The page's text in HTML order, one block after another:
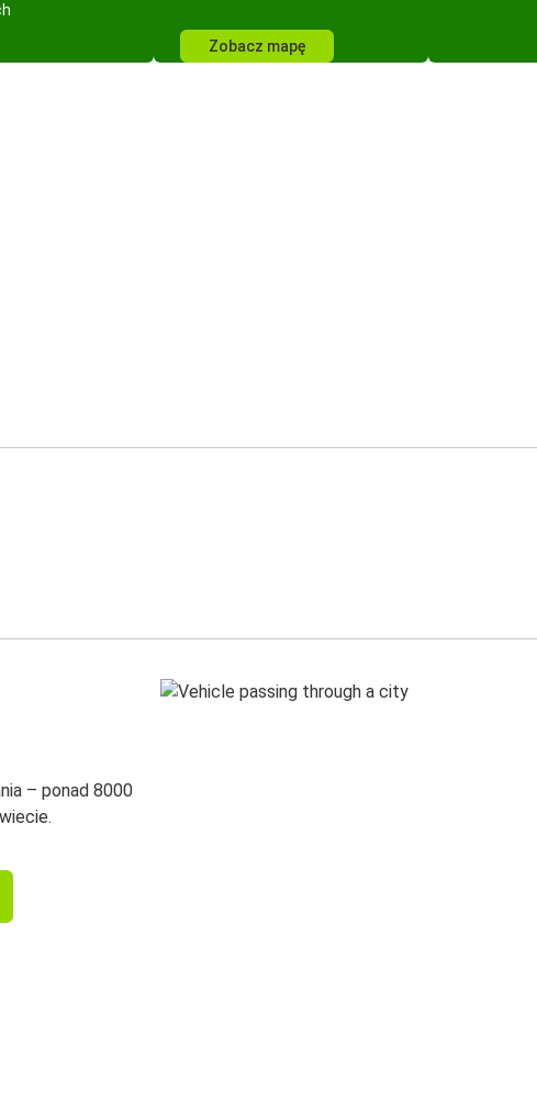
Zobacz mapę
– ponad 8000